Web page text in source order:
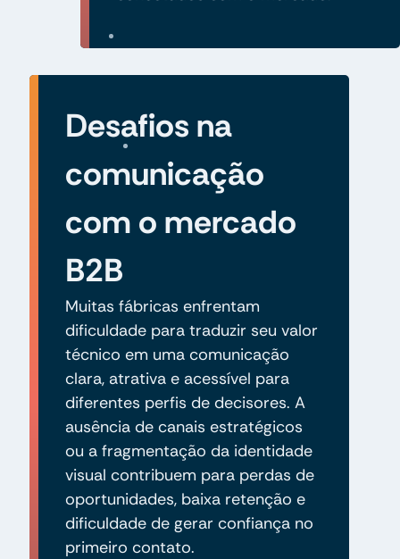
Desafios na
comunicação
com o mercado
B2B
Muitas fábricas enfrentam
dificuldade para traduzir seu valor
técnico em uma comunicação
clara, atrativa e acessível para
diferentes perfis de decisores. A
ausência de canais estratégicos
ou a fragmentação da identidade
visual contribuem para perdas de
oportunidades, baixa retenção e
dificuldade de gerar confiança no
primeiro contato.